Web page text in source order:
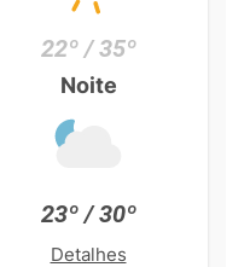
22º / 35º
Noite
23º / 30º
Detalhes